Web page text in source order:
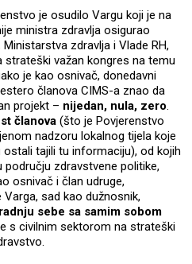
je osudilo Vargu koji je na
ministra zdravlja osigurao
zdravlja i Vlade RH,
važan kongres na temu
je kao osnivač, donedavni
članova CIMS-a znao da
projekt – nijedan, nula, zero.
članova (što je Povjerenstvo
nadzoru lokalnog tijela koje
tajili tu informaciju), od kojih
zdravstvene politike,
osnivač i član udruge,
sad kao dužnosnik,
sebe sa samim sobom
s civilnim sektorom na strateški